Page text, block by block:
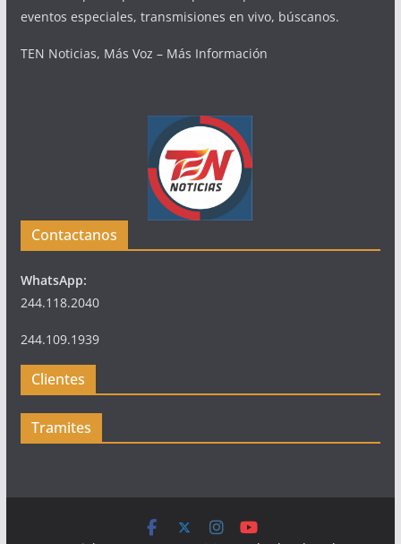
eventos especiales, transmisiones en vivo, búscanos.
TEN Noticias, Más Voz – Más Información
Contactanos
WhatsApp:
244.118.2040
244.109.1939
Clientes
Tramites